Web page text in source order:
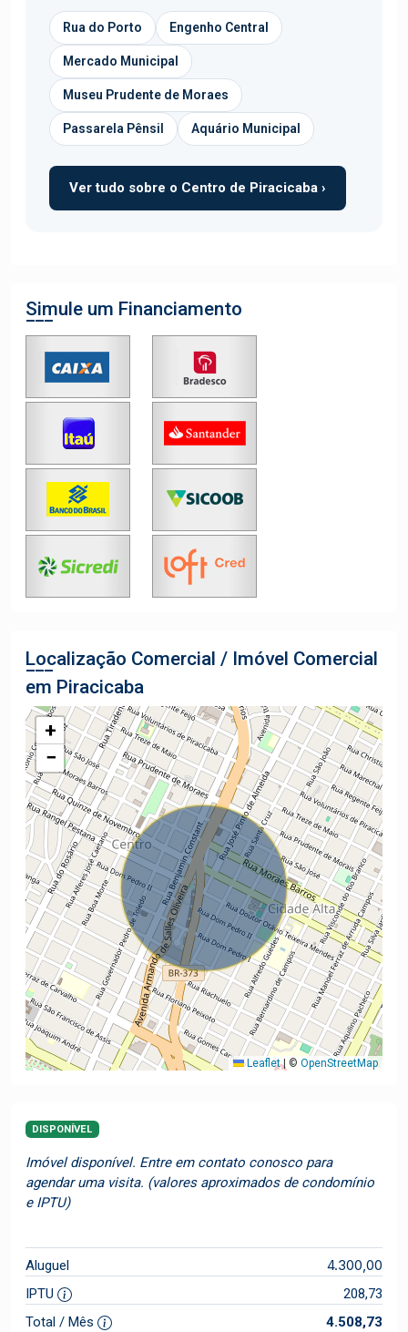
Rua do Porto Engenho Central
Mercado Municipal
Museu Prudente de Moraes
Passarela Pênsil Aquário Municipal
Ver tudo sobre o Centro de Piracicaba ›
Simule um Financiamento
Localização Comercial / Imóvel Comercial
em Piracicaba
+
−
Leaflet | © OpenStreetMap
DISPONÍVEL
Imóvel disponível. Entre em contato conosco para
agendar uma visita. (valores aproximados de condomínio
e IPTU)
Aluguel 4.300,00
IPTU
208,73
Total / Mês
4.508,73